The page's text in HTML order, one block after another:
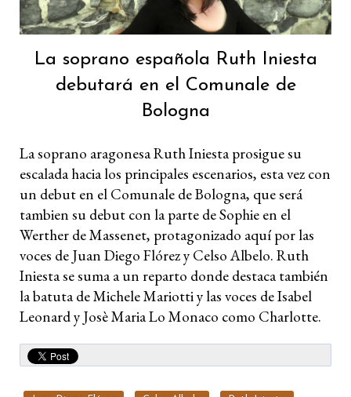
La soprano española Ruth Iniesta
debutará en el Comunale de
Bologna
La soprano aragonesa Ruth Iniesta prosigue su
escalada hacia los principales escenarios, esta vez con
un debut en el Comunale de Bologna, que será
tambien su debut con la parte de Sophie en el
Werther de Massenet, protagonizado aquí por las
voces de Juan Diego Flórez y Celso Albelo. Ruth
Iniesta se suma a un reparto donde destaca también
la batuta de Michele Mariotti y las voces de Isabel
Leonard y Josè Maria Lo Monaco como Charlotte.